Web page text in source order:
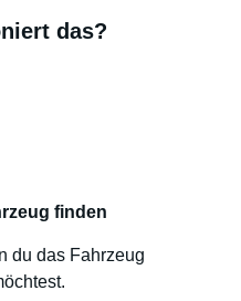
das?
finden
du das Fahrzeug